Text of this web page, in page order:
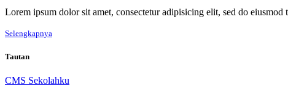
Lorem ipsum dolor sit amet, consectetur adipisicing elit, sed do
Selengkapnya
Tautan
CMS Sekolahku